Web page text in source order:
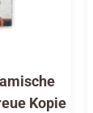
Kopie